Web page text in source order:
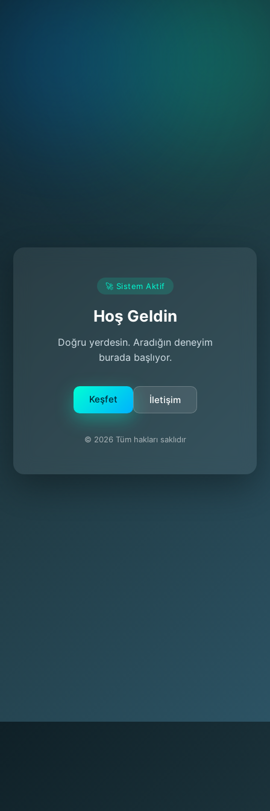
🚀 Sistem Aktif
Hoş Geldin
Doğru yerdesin. Aradığın deneyim
burada başlıyor.
Keşfet İletişim
© 2026 Tüm hakları saklıdır